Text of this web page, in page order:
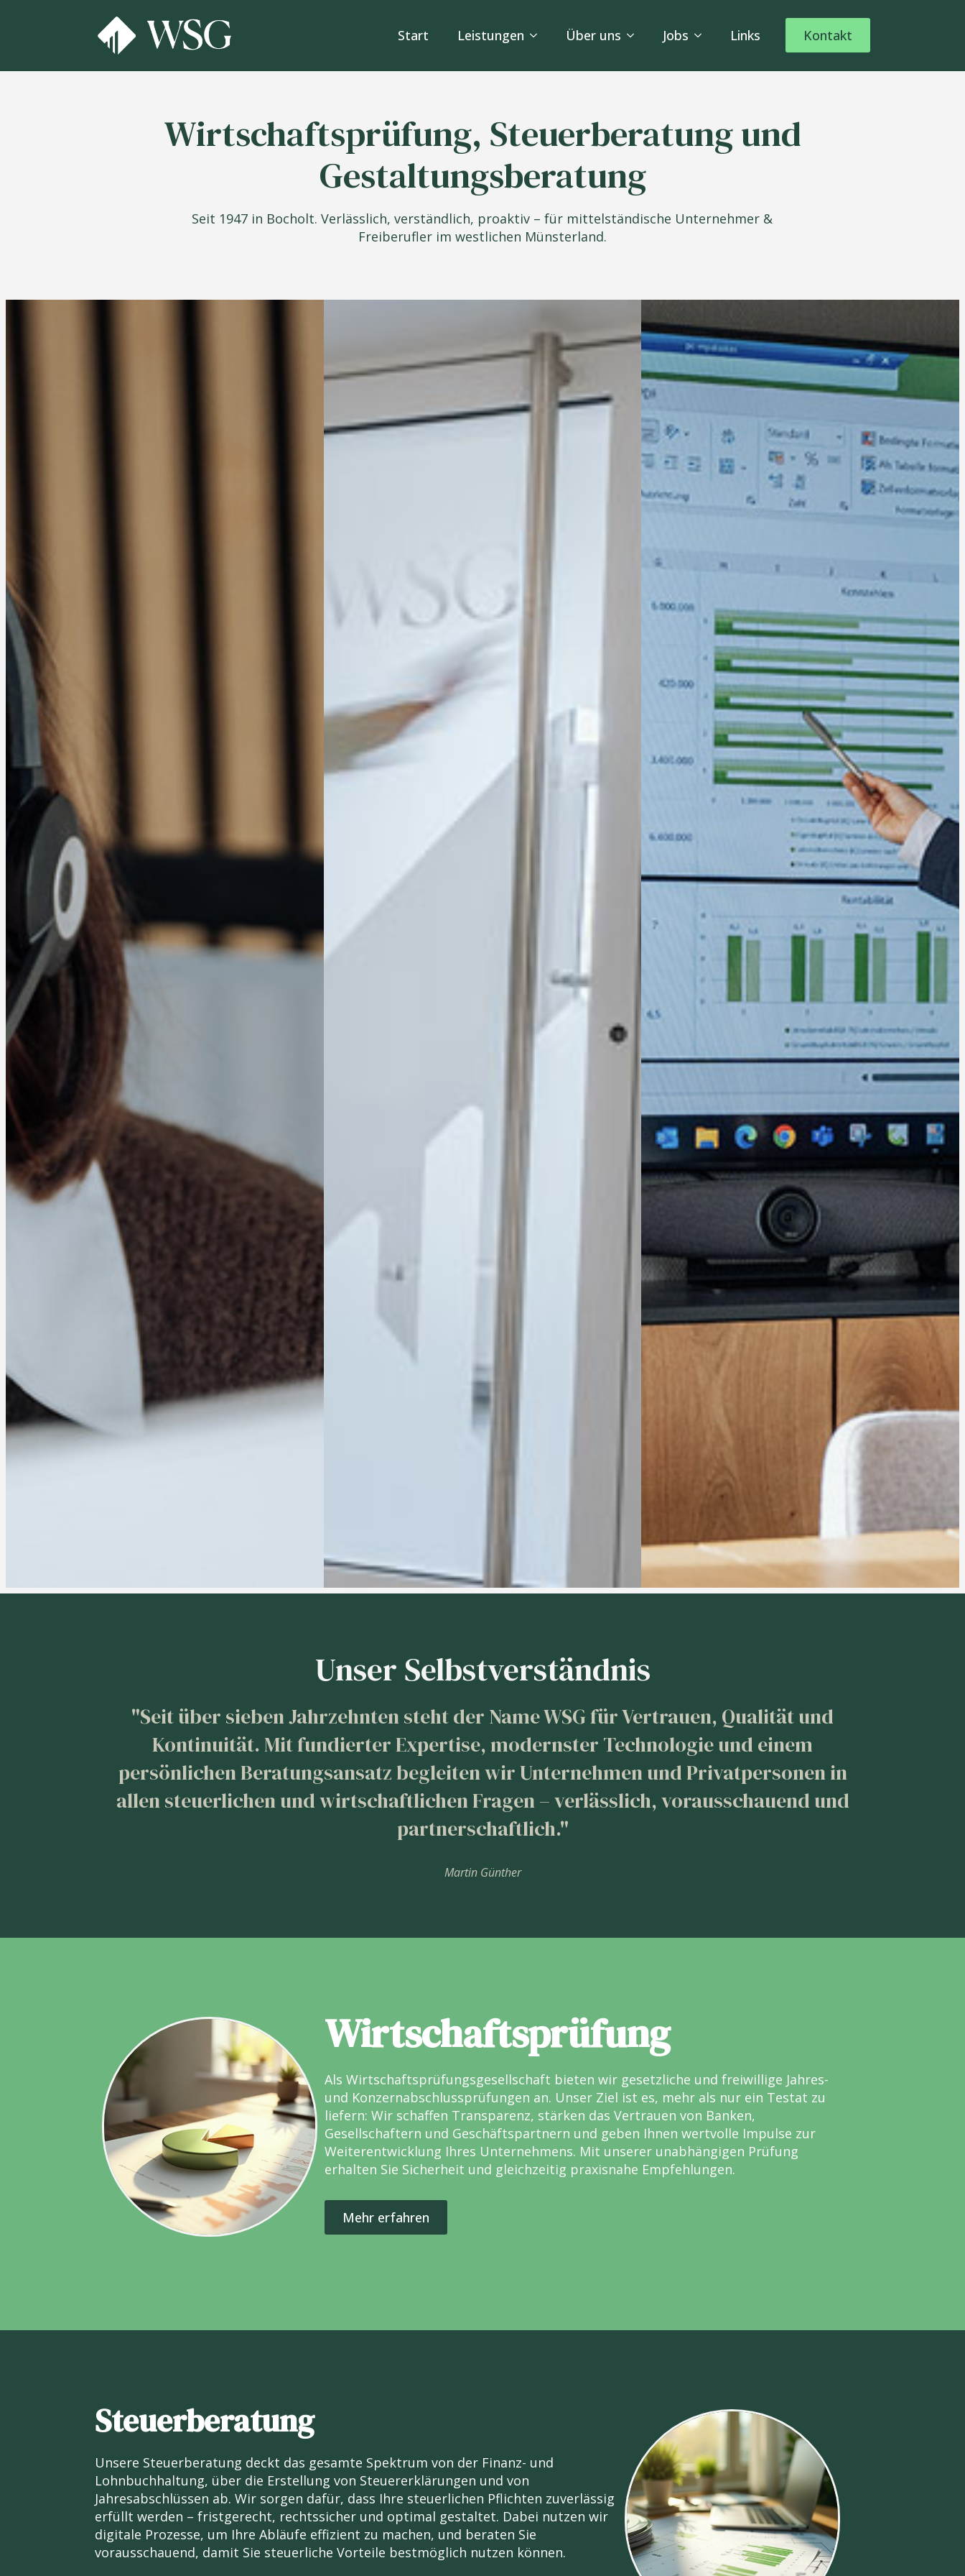
Start Leistungen Über uns Jobs Links Kontakt
Wirtschaftsprüfung, Steuerberatung und
Gestaltungsberatung
Seit 1947 in Bocholt. Verlässlich, verständlich, proaktiv – für mittelständische Unternehmer &
Freiberufler im westlichen Münsterland.
Unser Selbstverständnis
"Seit über sieben Jahrzehnten steht der Name WSG für Vertrauen, Qualität und
Kontinuität. Mit fundierter Expertise, modernster Technologie und einem
persönlichen Beratungsansatz begleiten wir Unternehmen und Privatpersonen in
allen steuerlichen und wirtschaftlichen Fragen – verlässlich, vorausschauend und
partnerschaftlich."
Martin Günther
Wirtschaftsprüfung
Als Wirtschaftsprüfungsgesellschaft bieten wir gesetzliche und freiwillige Jahres-
und Konzernabschlussprüfungen an. Unser Ziel ist es, mehr als nur ein Testat zu
liefern: Wir schaffen Transparenz, stärken das Vertrauen von Banken,
Gesellschaftern und Geschäftspartnern und geben Ihnen wertvolle Impulse zur
Weiterentwicklung Ihres Unternehmens. Mit unserer unabhängigen Prüfung
erhalten Sie Sicherheit und gleichzeitig praxisnahe Empfehlungen.
Mehr erfahren
Steuerberatung
Unsere Steuerberatung deckt das gesamte Spektrum von der Finanz- und
Lohnbuchhaltung, über die Erstellung von Steuererklärungen und von
Jahresabschlüssen ab. Wir sorgen dafür, dass Ihre steuerlichen Pflichten zuverlässig
erfüllt werden – fristgerecht, rechtssicher und optimal gestaltet. Dabei nutzen wir
digitale Prozesse, um Ihre Abläufe effizient zu machen, und beraten Sie
vorausschauend, damit Sie steuerliche Vorteile bestmöglich nutzen können.